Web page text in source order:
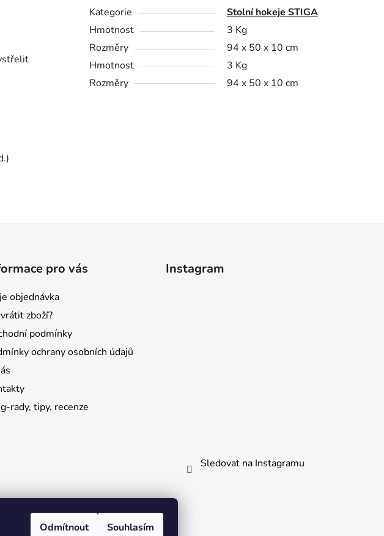
Odmítnout Souhlasím
Kategorie
Stolní hokeje STIGA
Hmotnost
3 Kg
Rozměry
94 x 50 x 10 cm
Hmotnost
3 Kg
Rozměry
94 x 50 x 10 cm
pro vás
objednávka
vrátit zboží?
podmínky
ochrany osobních údajů
rady, tipy, recenze
Instagram
Sledovat na Instagramu
hlavním obchodě. Stačí kliknout.